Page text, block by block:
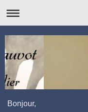
Bonjour,